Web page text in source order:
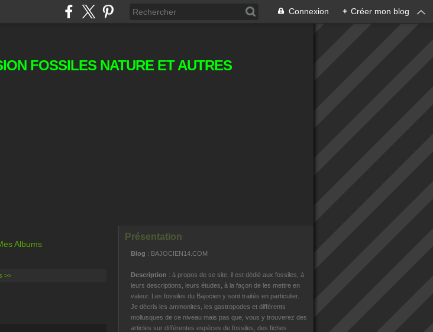
Connexion + Créer mon blog
FOSSILES NATURE ET AUTRES
Albums
>>
Présentation
Blog : BAJOCIEN14.COM
Description : à propos de se site, il est dédié aux fossiles, à
leurs descriptions, leurs études, à la façon de les mettre en
valeur. Les fossiles du Bajocien y sont traités en particulier.
Je décris les ammonites, les gastropodes et différents
mollusques de ce niveau mais pas que, vous y trouverez des
articles sur différentes espèces de fossiles, des fiches